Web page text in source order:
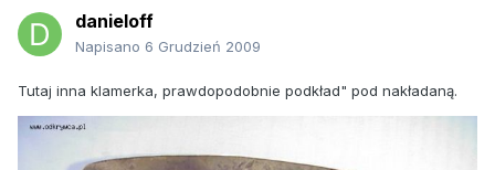
danieloff
Napisano 6 Grudzień 2009
Tutaj inna klamerka, prawdopodobnie podkład" pod nakładaną.